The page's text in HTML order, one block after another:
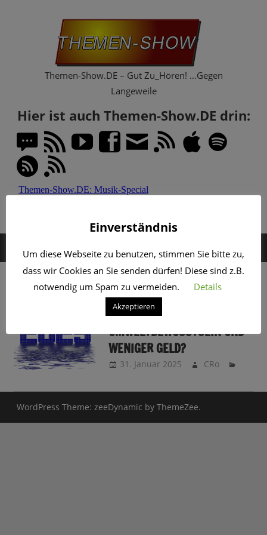
Themen-Show.DE – Gut Zu_Hören! …Gegen
Langeweile
Hier ist auch Themen-Show.DE drin:
MENÜ
SCHLAGWORT:NEUERUNG
2025 – MEHR
UMWELTBEWUSSTSEIN UND
WENIGER GELD?
31. Januar 2025 CRo
WordPress Theme: zeeDynamic by ThemeZee.
Einverständnis
Um diese Webseite zu benutzen, stimmen Sie bitte zu,
dass wir Cookies an Sie senden dürfen! Diese sind z.B.
notwendig um Spam zu vermeiden.
Details
Akzeptieren